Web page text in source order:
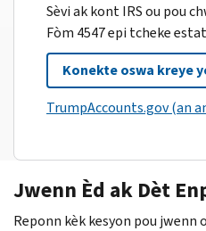
Sèvi ak kont IRS ou pou
Fòm 4547 epi tcheke
Konekte oswa kreye
TrumpAccounts.gov (an
Jwenn Èd ak Dèt
Reponn kèk kesyon pou jwenn